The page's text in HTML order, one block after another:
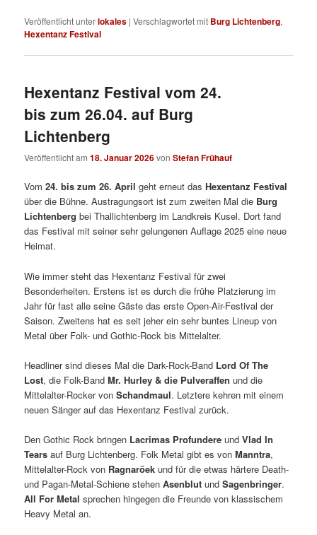
Veröffentlicht unterlokales |Verschlagwortet mit Burg Lichtenberg,
Hexentanz Festival
Hexentanz Festival vom 24.
bis zum 26.04. auf Burg
Lichtenberg
Veröffentlicht am18. Januar 2026vonStefan Frühauf
Vom24. bis zum 26. April geht erneut dasHexentanz Festival
über die Bühne. Austragungsort ist zum zweiten Mal die Burg
Lichtenberg bei Thallichtenberg im Landkreis Kusel. Dort fand
das Festival mit seiner sehr gelungenen Auflage 2025 eine neue
Heimat.
Wie immer steht das Hexentanz Festival für zwei
Besonderheiten. Erstens ist es durch die frühe Platzierung im
Jahr für fast alle seine Gäste das erste Open-Air-Festival der
Saison. Zweitens hat es seit jeher ein sehr buntes Lineup von
Metal über Folk- und Gothic-Rock bis Mittelalter.
Headliner sind dieses Mal die Dark-Rock-Band Lord Of The
Lost, die Folk-BandMr. Hurley & die Pulveraffen und die
Mittelalter-Rocker vonSchandmaul. Letztere kehren mit einem
neuen Sänger auf das Hexentanz Festival zurück.
Den Gothic Rock bringen Lacrimas Profundere undVlad In
Tears auf Burg Lichtenberg. Folk Metal gibt es vonManntra,
Mittelalter-Rock von Ragnaröek und für die etwas härtere Death-
und Pagan-Metal-Schiene stehenAsenblut undSagenbringer.
All For Metal sprechen hingegen die Freunde von klassischem
Heavy Metal an.